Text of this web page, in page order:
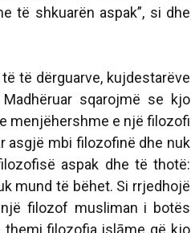
të shkuarën aspak”, si dhe
të dërguarve, kujdestarëve
sqarojmë se kjo
menjëhershme e një filozofi
asgjë mbi filozofinë dhe nuk
aspak dhe të thotë:
mund të bëhet. Si rrjedhojë
filozof musliman i botës
filozofia islāme që kjo